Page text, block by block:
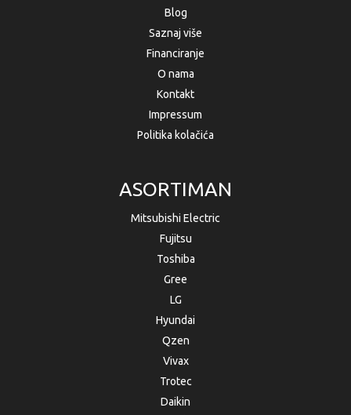
Blog
Saznaj više
Financiranje
O nama
Kontakt
Impressum
Politika kolačića
ASORTIMAN
Mitsubishi Electric
Fujitsu
Toshiba
Gree
LG
Hyundai
Qzen
Vivax
Trotec
Daikin